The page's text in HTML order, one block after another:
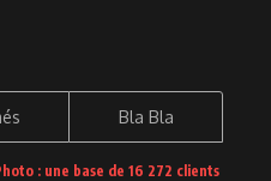
Bla Bla
: une base de 16 272 clients